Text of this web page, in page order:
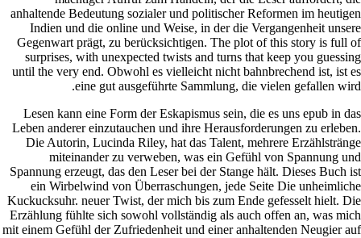
until the
Lesen
Leben
Die
ein
mit einem